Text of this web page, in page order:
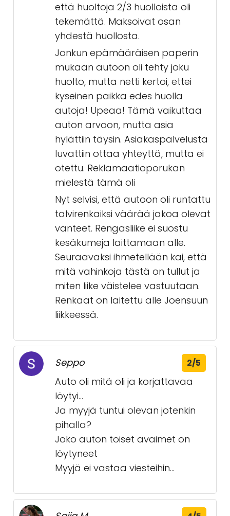
että huoltoja 2/3 huolloista oli
tekemättä. Maksoivat osan
yhdestä huollosta.
Jonkun epämääräisen paperin
mukaan autoon oli tehty joku
huolto, mutta netti kertoi, ettei
kyseinen paikka edes huolla
autoja! Upeaa! Tämä vaikuttaa
auton arvoon, mutta asia
hylättiin täysin. Asiakaspalvelusta
luvattiin ottaa yhteyttä, mutta ei
otettu. Reklamaatioporukan
mielestä tämä oli
Nyt selvisi, että autoon oli runtattu
talvirenkaiksi väärää jakoa olevat
vanteet. Rengasliike ei suostu
kesäkumeja laittamaan alle.
Seuraavaksi ihmetellään kai, että
mitä vahinkoja tästä on tullut ja
miten liike väistelee vastuutaan.
Renkaat on laitettu alle Joensuun
liikkeessä.
Seppo 2/5
Auto oli mitä oli ja korjattavaa
löytyi...
Ja myyjä tuntui olevan jotenkin
pihalla?
Joko auton toiset avaimet on
löytyneet
Myyjä ei vastaa viesteihin...